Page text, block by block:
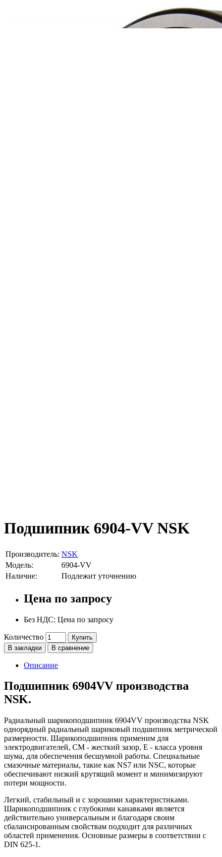
Подшипник 6904-VV NSK
Производитель: NSK
Модель:
6904-VV
Наличие:
Подлежит уточнению
Цена по запросу
Без НДС: Цена по запросу
Количество
Купить
В закладки
В сравнение
Описание
Подшипник 6904VV производства
NSK.
Радиальный шарикоподшипник 6904VV производства NSK
однорядный радиальный шариковый подшипник метрической
размерности. Шарикоподшипник применим для
электродвигателей, СМ - жесткий зазор, Е - класса уровня
шума, для обеспечения бесшумной работы. Специальные
смазочные материалы, такие как NS7 или NSC, которые
обеспечивают низкий крутящий момент и минимизируют
потери мощности.
Легкий, стабильный и с хорошими характеристиками.
Шарикоподшипник с глубокими канавками является
действительно универсальным и благодаря своим
сбалансированным свойствам подходит для различных
областей применения. Основные размеры в соответствии с
DIN 625-1.